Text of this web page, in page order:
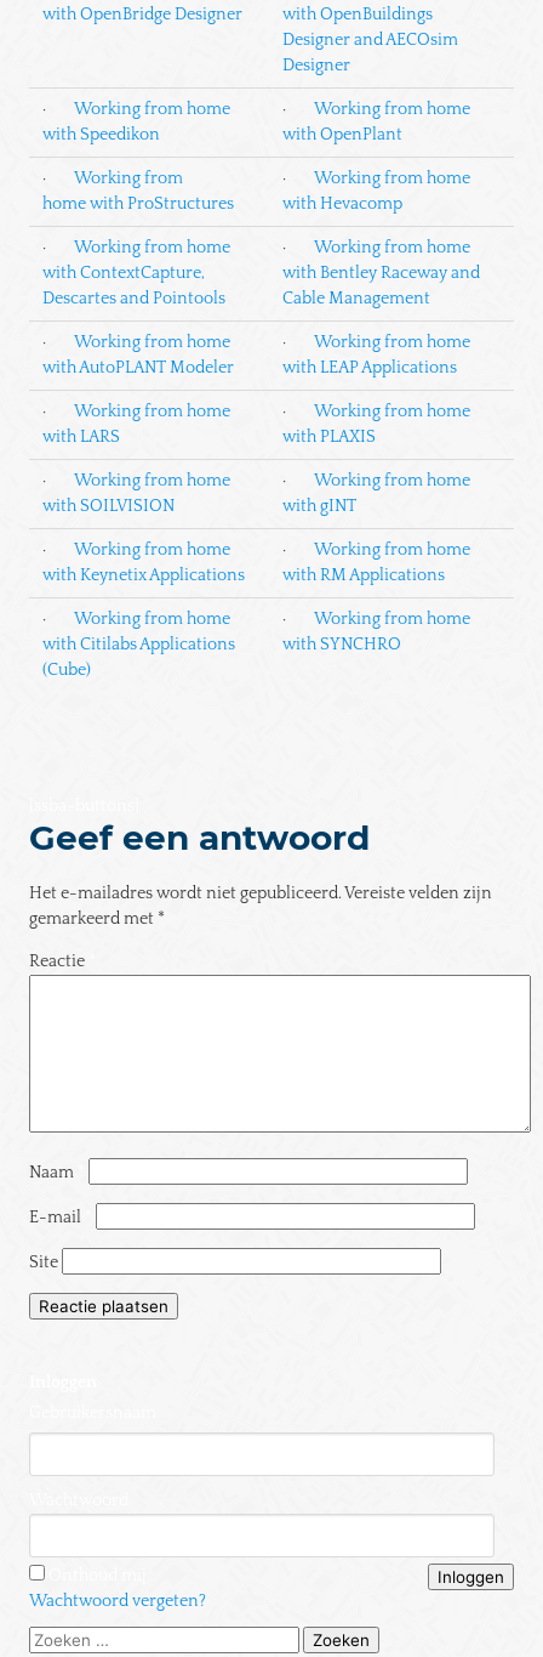
with OpenBridge Designer
with OpenBuildings
Designer and AECOsim
Designer
· Working from home
with Speedikon
· Working from home
with OpenPlant
· Working from
home with ProStructures
· Working from home
with Hevacomp
· Working from home
with ContextCapture,
Descartes and Pointools
· Working from home
with Bentley Raceway and
Cable Management
· Working from home
with AutoPLANT Modeler
· Working from home
with LEAP Applications
· Working from home
with LARS
· Working from home
with PLAXIS
· Working from home
with SOILVISION
· Working from home
with gINT
· Working from home
with Keynetix Applications
· Working from home
with RM Applications
· Working from home
with Citilabs Applications
(Cube)
· Working from home
with SYNCHRO
Geef een antwoord
Het e-mailadres wordt niet gepubliceerd.Vereiste velden zijn
gemarkeerd met *
Reactie
Naam
E-mail
Site
Wachtwoord vergeten?
Zoeken